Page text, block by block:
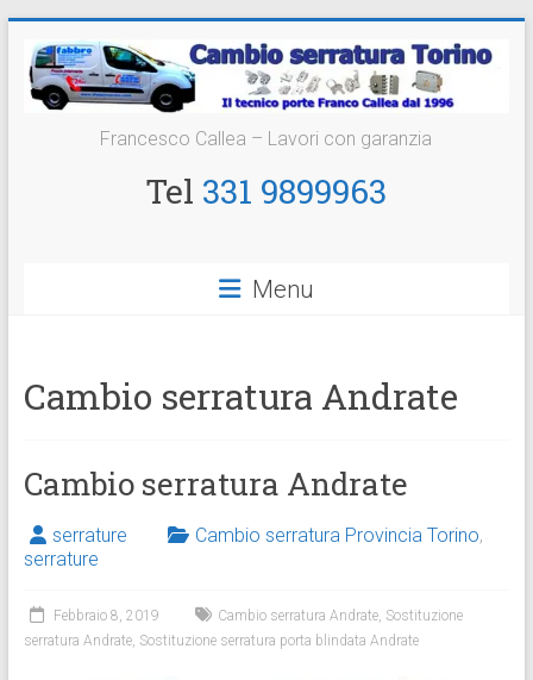
contenuto
Cambio
Serratura
Francesco Callea – Lavori con garanzia
Tel 331 9899963
Menu
Cambio serratura Andrate
Cambio serratura Andrate
serrature Cambio serratura Provincia Torino,
serrature
Febbraio 8, 2019 Cambio serratura Andrate, Sostituzione
serratura Andrate, Sostituzione serratura porta blindata Andrate